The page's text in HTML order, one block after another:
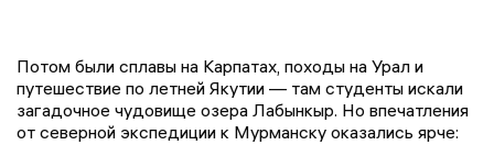
Потом были сплавы на Карпатах, походы на Урал и
путешествие по летней Якутии — там студенты искали
загадочное чудовище озера Лабынкыр. Но впечатления
от северной экспедиции к Мурманску оказались ярче: